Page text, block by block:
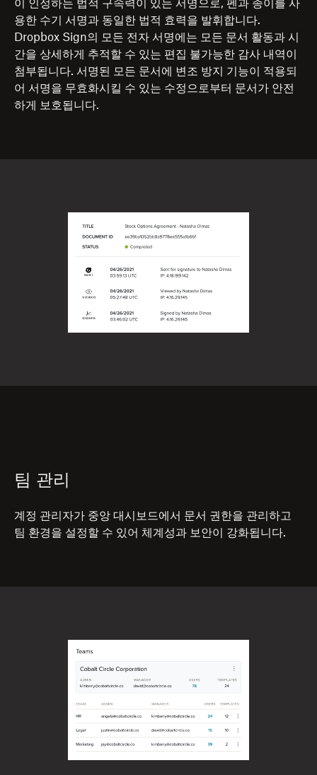
이 인정하는 법적 구속력이 있는 서명으로, 펜과 종이를 사
용한 수기 서명과 동일한 법적 효력을 발휘합니다.
Dropbox Sign의 모든 전자 서명에는 모든 문서 활동과 시
간을 상세하게 추적할 수 있는 편집 불가능한 감사 내역이
첨부됩니다. 서명된 모든 문서에 변조 방지 기능이 적용되
어 서명을 무효화시킬 수 있는 수정으로부터 문서가 안전
하게 보호됩니다.
팀 관리
계정 관리자가 중앙 대시보드에서 문서 권한을 관리하고
팀 환경을 설정할 수 있어 체계성과 보안이 강화됩니다.